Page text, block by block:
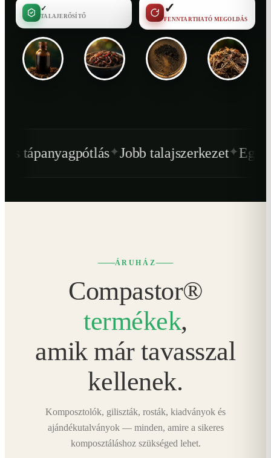
✓
TALAJERŐSÍTŐ
✓
FENNTARTHATÓ MEGOLDÁS
✦Jobb talajszerkezet✦ Egészségesebb
ÁRUHÁZ
Compastor®
termékek,
amik már tavasszal
kellenek.
Komposztolók, giliszták, rosták, kiadványok és
ajándékutalványok — minden, amire a sikeres
komposztáláshoz szükséged lehet.